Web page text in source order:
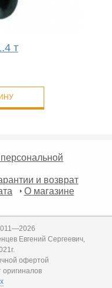
т
и возврат
О магазине
Евгений Сергеевич,
офертой
оригиналов